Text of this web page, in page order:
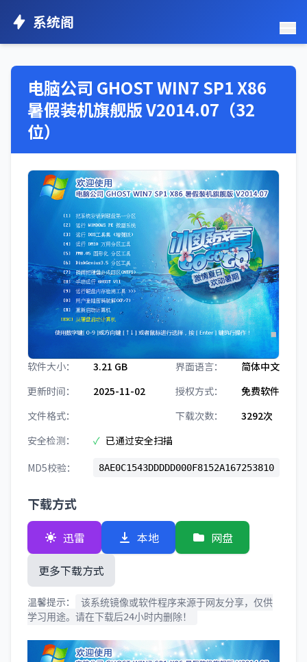
系统阁
电脑公司 GHOST WIN7 SP1 X86
暑假装机旗舰版 V2014.07（32
位）
软件大小： 3.21 GB 界面语言：
简体中文
更新时间：
2025-11-02 授权方式：
免费软件
文件格式：
下载次数：
3292次
安全检测：
✓ 已通过安全扫描
MD5校验：
8AE0C1543DDDDD000F8152A167253810
下载方式
迅雷 本地
网盘
更多下载方式
温馨提示：
该系统镜像或软件程序来源于网友分享，仅供
学习用途。请在下载后24小时内删除！